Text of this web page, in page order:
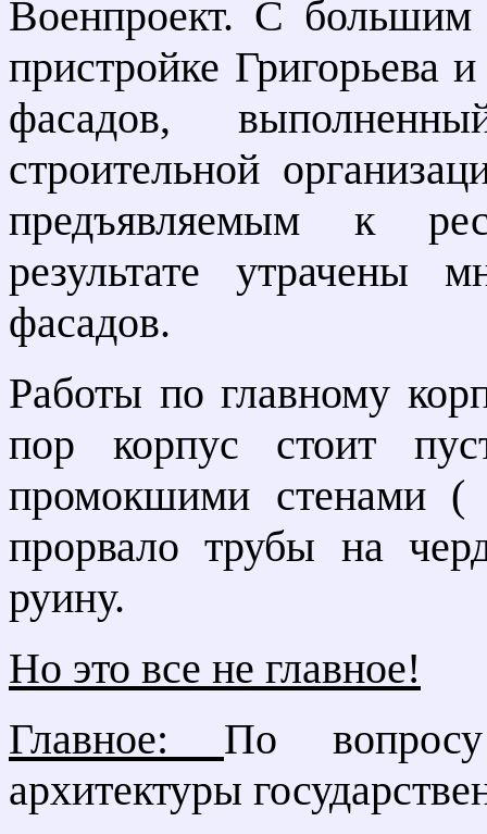
Военпроект. С
пристройке Григорьева
фасадов,
строительной
предъявляемым к
результате утрачены
фасадов.
Работы по главному
пор корпус стоит
промокшими стенами
прорвало трубы на
руину.
Но это все не главное!
Главное: По вопросу
архитектуры